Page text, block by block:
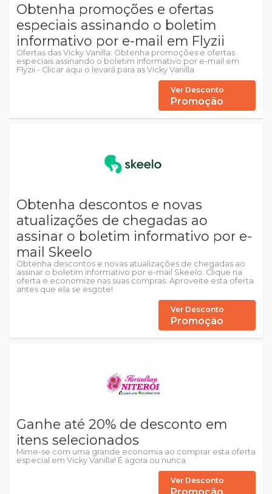
Obtenha promoções e ofertas
especiais assinando o boletim
informativo por e-mail em Flyzii
Ofertas das Vicky Vanilla: Obtenha promoções e ofertas
especiais assinando o boletim informativo por e-mail em
Flyzii - Clicar aqui o levará para as Vicky Vanilla
Ver Desconto
Promoção
Obtenha descontos e novas
atualizações de chegadas ao
assinar o boletim informativo por e-
mail Skeelo
Obtenha descontos e novas atualizações de chegadas ao
assinar o boletim informativo por e-mail Skeelo. Clique na
oferta e economize nas suas compras. Aproveite esta oferta
antes que ela se esgote!
Ver Desconto
Promoção
Ganhe até 20% de desconto em
itens selecionados
Mime-se com uma grande economia ao comprar esta oferta
especial em Vicky Vanilla! É agora ou nunca.
Ver Desconto
Promoção